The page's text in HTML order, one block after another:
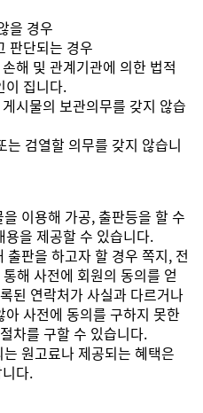
을 경우
판단되는 경우
해 및 관계기관에 의한 법적
이 집니다.
시물의 보관의무를 갖지 않습
검열할 의무를 갖지 않습니
이용해 가공, 출판등을 할 수
을 제공할 수 있습니다.
판을 하고자 할 경우 쪽지, 전
해 사전에 회원의 동의를 얻
된 연락처가 사실과 다르거나
사전에 동의를 구하지 못한
차를 구할 수 있습니다.
원고료나 제공되는 혜택은
다.